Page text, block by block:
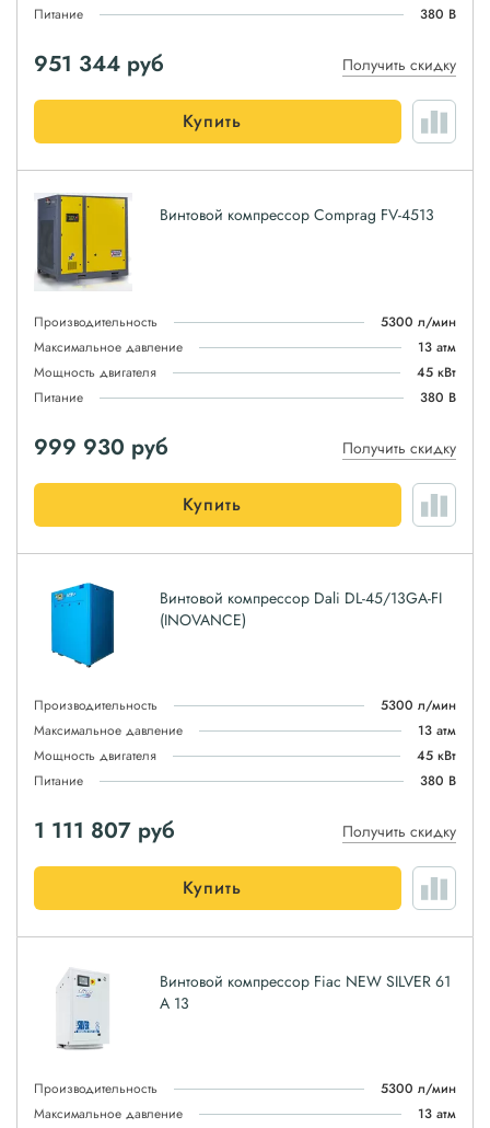
Питание
380 В
951 344 руб Получить скидку
Купить
Винтовой компрессор Comprag FV-4513
Производительность
5300 л/мин
Максимальное давление
13 атм
Мощность двигателя
45 кВт
Питание
380 В
999 930 руб Получить скидку
Купить
Винтовой компрессор Dali DL-45/13GA-FI
(INOVANCE)
Производительность
5300 л/мин
Максимальное давление
13 атм
Мощность двигателя
45 кВт
Питание
380 В
1 111 807 руб Получить скидку
Купить
Винтовой компрессор Fiac NEW SILVER 61
A 13
Производительность
5300 л/мин
Максимальное давление
13 атм